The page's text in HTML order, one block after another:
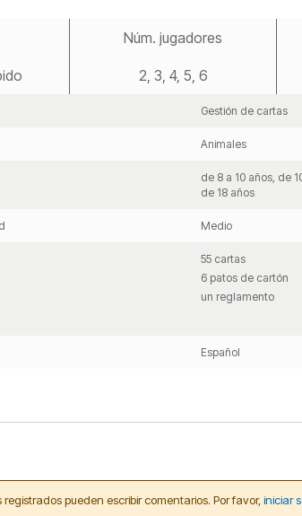
Núm. jugadores
2, 3, 4, 5, 6
Gestión de cartas
Animales
de 8 a 10 años, de
de 18 años
Medio
55 cartas
6 patos de cartón
un reglamento
Español
registrados pueden escribir comentarios. Por favor, iniciar